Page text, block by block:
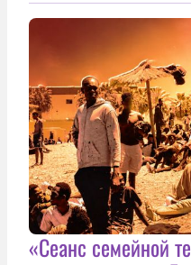
«Сеанс семейной